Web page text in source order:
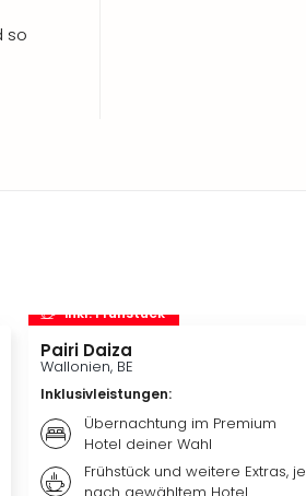
so
inkl. Frühstück
Pairi Daiza
Wallonien, BE
Inklusivleistungen:
Übernachtung im Premium
Hotel deiner Wahl
Frühstück und weitere Extras, je